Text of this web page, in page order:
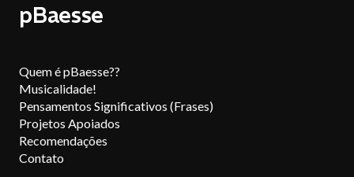
pBaesse
Quem é pBaesse??
Musicalidade!
Pensamentos Significativos (Frases)
Projetos Apoiados
Recomendações
Contato